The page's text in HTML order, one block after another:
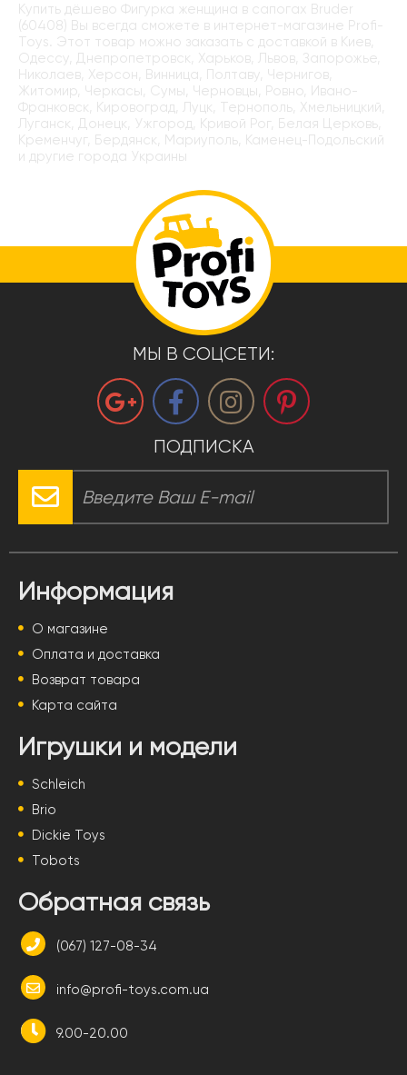
Купить дёшево Фигурка женщина в сапогах Bruder
(60408) Вы всегда сможете в интернет-магазине Profi-
Toys. Этот товар можно заказать с доставкой в Киев,
Одессу, Днепропетровск, Харьков, Львов, Запорожье,
Николаев, Херсон, Винница, Полтаву, Чернигов,
Житомир, Черкасы, Сумы, Черновцы, Ровно, Ивано-
Франковск, Кировоград, Луцк, Тернополь, Хмельницкий,
Луганск, Донецк, Ужгород, Кривой Рог, Белая Церковь,
Кременчуг, Бердянск, Мариуполь, Каменец-Подольский
и другие города Украины
МЫ В СОЦСЕТИ:
ПОДПИСКА
Информация
О магазине
Оплата и доставка
Возврат товара
Карта сайта
Игрушки и модели
Schleich
Brio
Dickie Toys
Tobots
Обратная связь
(067) 127-08-34
info@profi-toys.com.ua
9.00-20.00